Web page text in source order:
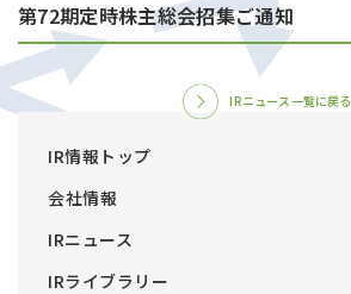
IR情報トップ
会社情報
IRニュース
IRライブラリー
第72期定時株主総会招集ご通知
IRニュース一覧に戻る